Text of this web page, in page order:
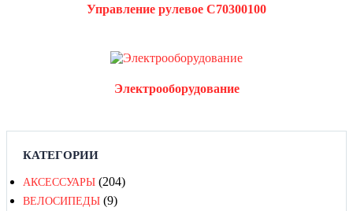
Управление рулевое C70300100
Электрооборудование
КАТЕГОРИИ
АКСЕССУАРЫ (204)
ВЕЛОСИПЕДЫ (9)